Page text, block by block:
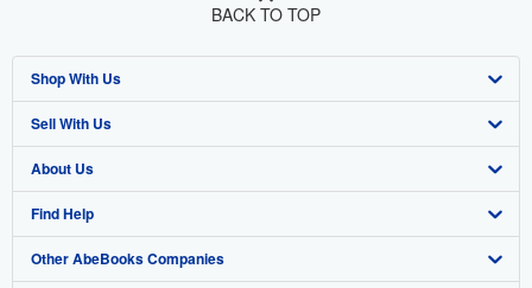
BACK TO TOP
Shop With Us
Advanced Search
Browse Collections
My Account
My Orders
Sell With Us
Start Selling
Join Our Affiliate Program
Book Buyback
About Us
About AbeBooks
Media
Find Help
Help
Other AbeBooks Companies